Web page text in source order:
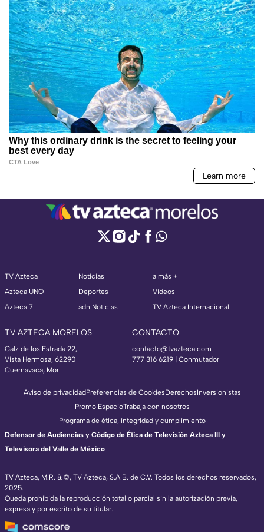
TV Azteca
Azteca UNO
Azteca 7
Noticias
Deportes
adn Noticias
a más +
Videos
TV Azteca Internacional
TV AZTECA MORELOS
Calz de los Estrada 22,
Vista Hermosa, 62290
Cuernavaca, Mor.
CONTACTO
contacto@tvazteca.com
777 316 6219 | Conmutador
TV Azteca, M.R. & ©, TV Azteca, S.A.B. de C.V. Todos los derechos reservados,
2025.
Queda prohibida la reproducción total o parcial sin la autorización previa,
expresa y por escrito de su titular.
Aviso de privacidadPreferencias de CookiesDerechosInversionistas
Promo EspacioTrabaja con nosotros
Programa de ética, integridad y cumplimiento
Defensor de Audiencias y Código de Ética de Televisión Azteca III y
Televisora del Valle de México